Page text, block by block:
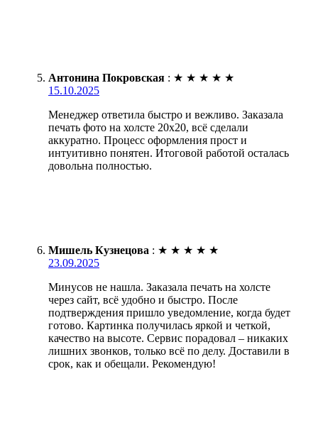
Антонина Покровская : ★ ★ ★ ★ ★
15.10.2025
Менеджер ответила быстро и вежливо. Заказала
печать фото на холсте 20х20, всё сделали
аккуратно. Процесс оформления прост и
интуитивно понятен. Итоговой работой осталась
довольна полностью.
Мишель Кузнецова : ★ ★ ★ ★ ★
23.09.2025
Минусов не нашла. Заказала печать на холсте
через сайт, всё удобно и быстро. После
подтверждения пришло уведомление, когда будет
готово. Картинка получилась яркой и четкой,
качество на высоте. Сервис порадовал – никаких
лишних звонков, только всё по делу. Доставили в
срок, как и обещали. Рекомендую!